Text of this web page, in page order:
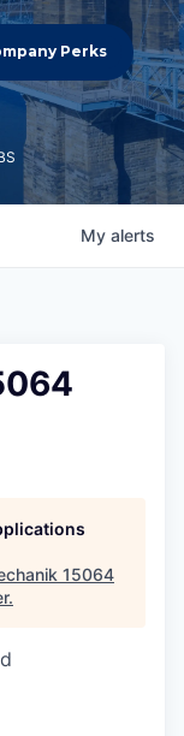
Perks
My alerts
15064
.